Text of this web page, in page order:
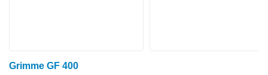
Grimme GF 400